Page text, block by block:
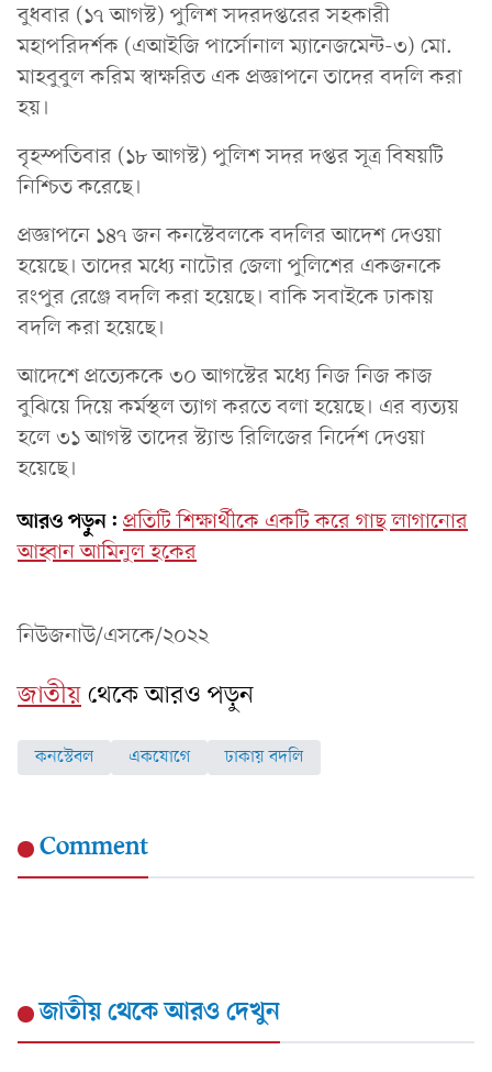
বুধবার (১৭ আগস্ট) পুলিশ সদরদপ্তরের সহকারী
মহাপরিদর্শক (এআইজি পার্সোনাল ম্যানেজমেন্ট-৩) মো.
মাহবুবুল করিম স্বাক্ষরিত এক প্রজ্ঞাপনে তাদের বদলি করা
হয়।
বৃহস্পতিবার (১৮ আগস্ট) পুলিশ সদর দপ্তর সূত্র বিষয়টি
নিশ্চিত করেছে।
প্রজ্ঞাপনে ১৪৭ জন কনস্টেবলকে বদলির আদেশ দেওয়া
হয়েছে। তাদের মধ্যে নাটোর জেলা পুলিশের একজনকে
রংপুর রেঞ্জে বদলি করা হয়েছে। বাকি সবাইকে ঢাকায়
বদলি করা হয়েছে।
আদেশে প্রত্যেককে ৩০ আগস্টের মধ্যে নিজ নিজ কাজ
বুঝিয়ে দিয়ে কর্মস্থল ত্যাগ করতে বলা হয়েছে। এর ব্যত্যয়
হলে ৩১ আগস্ট তাদের স্ট্যান্ড রিলিজের নির্দেশ দেওয়া
হয়েছে।
আরও পড়ুন: প্রতিটি শিক্ষার্থীকে একটি করে গাছ লাগানোর
আহ্বান আমিনুল হকের
নিউজনাউ/এসকে/২০২২
জাতীয়থেকে আরও পড়ুন
কনস্টেবল একযোগে ঢাকায় বদলি
Comment
জাতীয়থেকে আরও দেখুন